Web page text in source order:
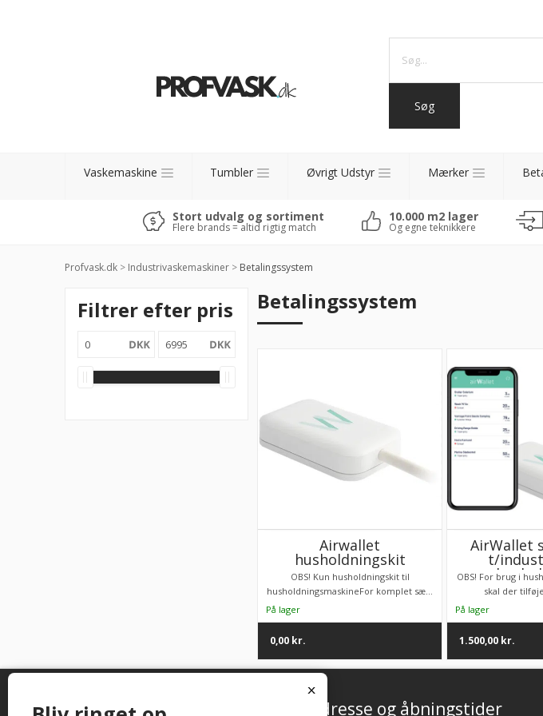
Vaskemaskine Tumbler Øvrigt Udstyr Mærker
Stort udvalg og sortiment
Flere brands = altid rigtig match
10.000 m2 lager
Og egne teknikkere
Profvask.dk > Industrivaskemaskiner >Betalingssystem
Filtrer efter pris Betalingssystem
Airwallet
husholdningskit
OBS! Kun husholdningskit til
husholdningsmaskineFor komplet sæ...
0,00 kr.
AirWallet
t/
OBS! For brug i
skal der
1.500,00 kr.
Om Profvask.dk Adresse og åbningstider
x